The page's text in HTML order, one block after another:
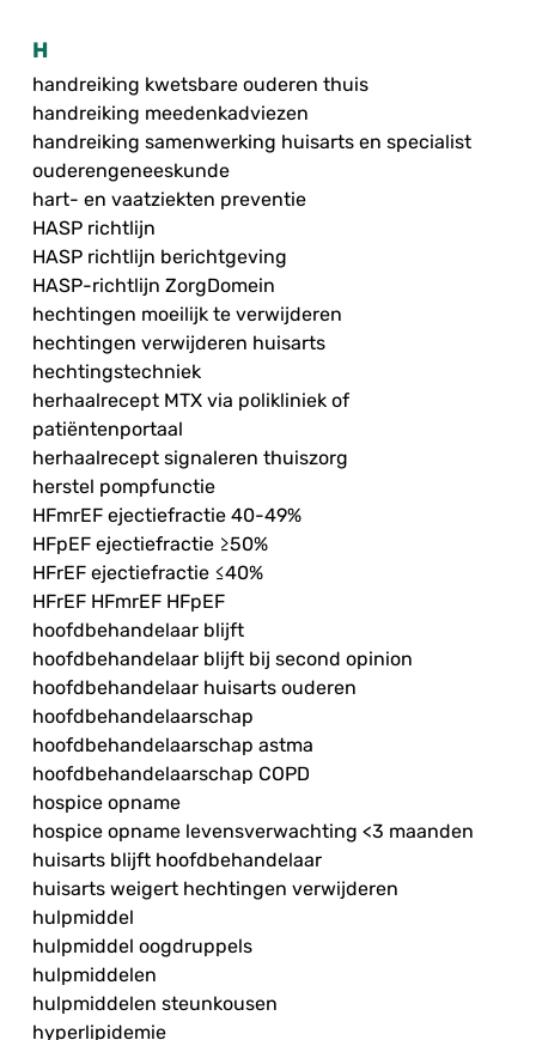
H
handreiking kwetsbare ouderen thuis
handreiking meedenkadviezen
handreiking samenwerking huisarts en specialist
ouderengeneeskunde
hart- en vaatziekten preventie
HASP richtlijn
HASP richtlijn berichtgeving
HASP-richtlijn ZorgDomein
hechtingen moeilijk te verwijderen
hechtingen verwijderen huisarts
hechtingstechniek
herhaalrecept MTX via polikliniek of
patiëntenportaal
herhaalrecept signaleren thuiszorg
herstel pompfunctie
HFmrEF ejectiefractie 40-49%
HFpEF ejectiefractie ≥50%
HFrEF ejectiefractie ≤40%
HFrEF HFmrEF HFpEF
hoofdbehandelaar blijft
hoofdbehandelaar blijft bij second opinion
hoofdbehandelaar huisarts ouderen
hoofdbehandelaarschap
hoofdbehandelaarschap astma
hoofdbehandelaarschap COPD
hospice opname
hospice opname levensverwachting <3 maanden
huisarts blijft hoofdbehandelaar
huisarts weigert hechtingen verwijderen
hulpmiddel
hulpmiddel oogdruppels
hulpmiddelen
hulpmiddelen steunkousen
hyperlipidemie